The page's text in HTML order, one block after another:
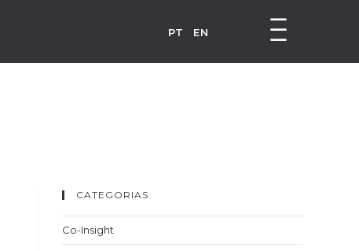
PT EN
CATEGORIAS
Co-Insight